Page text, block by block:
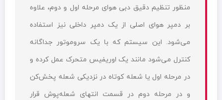
منظور تنظیم دقیق دبی هوای مرحله اول و دوم، علاوه
بر دمپر هوای اصلی از یک دمپر داخلی نیز استفاده
می‌شود. این سیستم که با یک سروموتور جداگانه
کنترل می‌شود مانند یک اوریفیس متحرک عمل کرده و
در مرحله اول یا شعله کوتاه در نزدیکی شعله پخش‌کن
و در مرحله دوم در قسمت انتهای شعله‌پوش قرار